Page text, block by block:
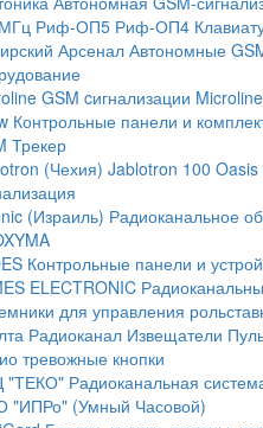
Риф-ОП5 Риф-ОП4
АрсеналАвтономные
GSM cигнализации Microline
Контрольные панели и
Трекер
(Чехия) Jablotron 100
(Израиль) Радиоканальное
Контрольные панели и
ELECTRONIC
для управления
Радиоканал Извещатели
тревожные кнопки
"ТЕКО" Радиоканальная
"ИПРо" (Умный Часовой)